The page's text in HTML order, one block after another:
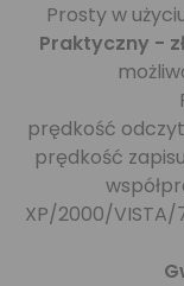
Prosty w
Praktyczny -
prędkość
prędkość
XP/2000/VISTA/